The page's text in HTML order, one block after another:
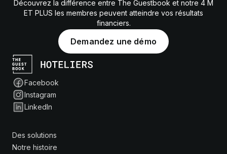
Découvrez la différence entre The Guestbook et notre 4 M
ET PLUS les membres peuvent atteindre vos résultats
financiers.
Demandez une démo
Facebook
Instagram
LinkedIn
Des solutions
Notre histoire